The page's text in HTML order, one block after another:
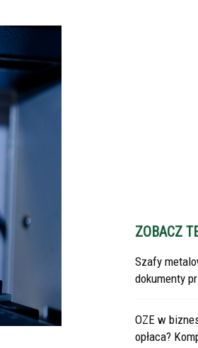
ZOBACZ
Szafy
dokumenty
OZE w
opłaca?